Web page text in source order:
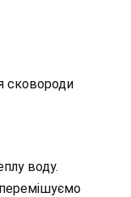
сковороди
воду.
перемішуємо